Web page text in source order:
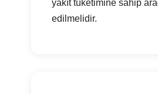
yakıt tüketimine sahip
edilmelidir.